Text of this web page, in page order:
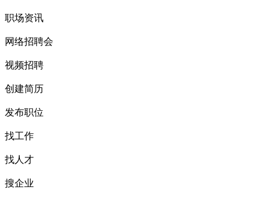
职场资讯
网络招聘会
视频招聘
创建简历
发布职位
找工作
找人才
搜企业